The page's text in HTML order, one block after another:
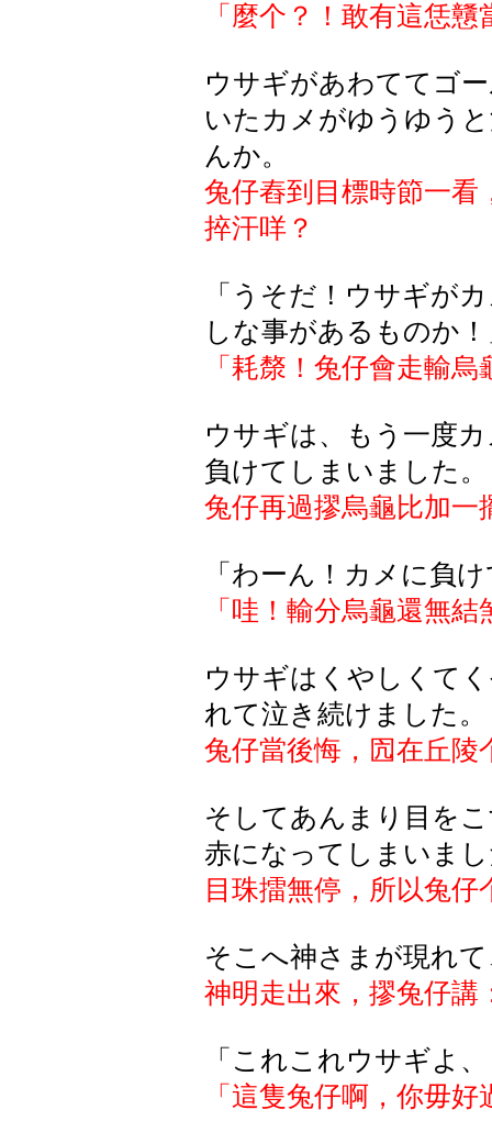
「麼个？！敢有這恁戇
ウサギがあわててゴ
いたカメがゆうゆう
んか。
兔仔舂到目標時節一看
捽汗咩？
「うそだ！ウサギが
しな事があるものか
「耗漦！兔仔會走輸
ウサギは、もう一度
負けてしまいました。
兔仔再過摎烏龜比加一
「わーん！カメに負
「哇！輸分烏龜還無結
ウサギはくやしくて
れて泣き続けました。
兔仔當後悔，囥在丘陵
そしてあんまり目を
赤になってしまいま
目珠擂無停，所以兔仔
そこへ神さまが現れ
神明走出來，摎兔仔講
「これこれウサギよ
「這隻兔仔啊，你毋好